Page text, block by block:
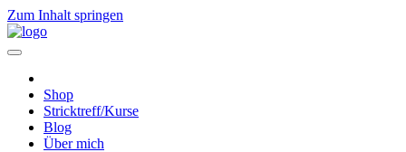
Zum Inhalt springen
Hauptnavigation
Shop
Stricktreff/Kurse
Blog
Über mich